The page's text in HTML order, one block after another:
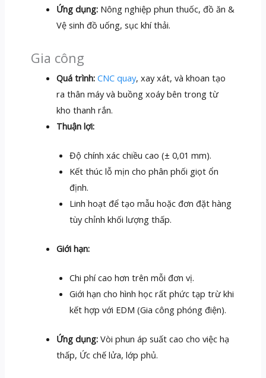
Ứng dụng: Nông nghiệp phun thuốc, đồ ăn &
Vệ sinh đồ uống, sục khí thải.
Gia công
Quá trình: CNC quay, xay xát, và khoan tạo
ra thân máy và buồng xoáy bên trong từ
kho thanh rắn.
Thuận lợi:
Độ chính xác chiều cao (± 0,01 mm).
Kết thúc lỗ mịn cho phân phối giọt ổn
định.
Linh hoạt để tạo mẫu hoặc đơn đặt hàng
tùy chỉnh khối lượng thấp.
Giới hạn:
Chi phí cao hơn trên mỗi đơn vị.
Giới hạn cho hình học rất phức tạp trừ khi
kết hợp với EDM (Gia công phóng điện).
Ứng dụng: Vòi phun áp suất cao cho việc hạ
thấp, Ức chế lửa, lớp phủ.